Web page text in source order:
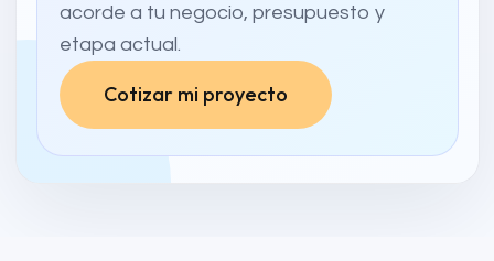
acorde a tu negocio, presupuesto y
etapa actual.
Cotizar mi proyecto